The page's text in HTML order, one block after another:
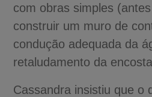
com obras simples
construir um muro de
condução adequada da
retaludamento da
Cassandra insistiu que o